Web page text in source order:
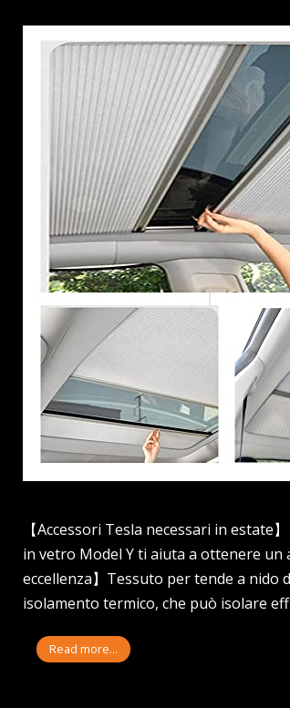
【Accessori Tesla necessari in
in vetro Model Y ti aiuta a ottenere un
eccellenza】Tessuto per tende a
isolamento termico, che può isolare
Read more...